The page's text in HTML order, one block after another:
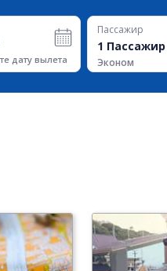
дату вылета
Пассажир
1 Пассажир
Эконом